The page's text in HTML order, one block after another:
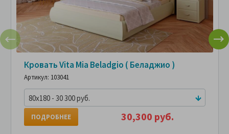
Кровать Vita Mia Beladgio ( Беладжио )
Артикул: 103041
80x180 - 30 300 руб.
30,300 руб.
ПОДРОБНЕЕ